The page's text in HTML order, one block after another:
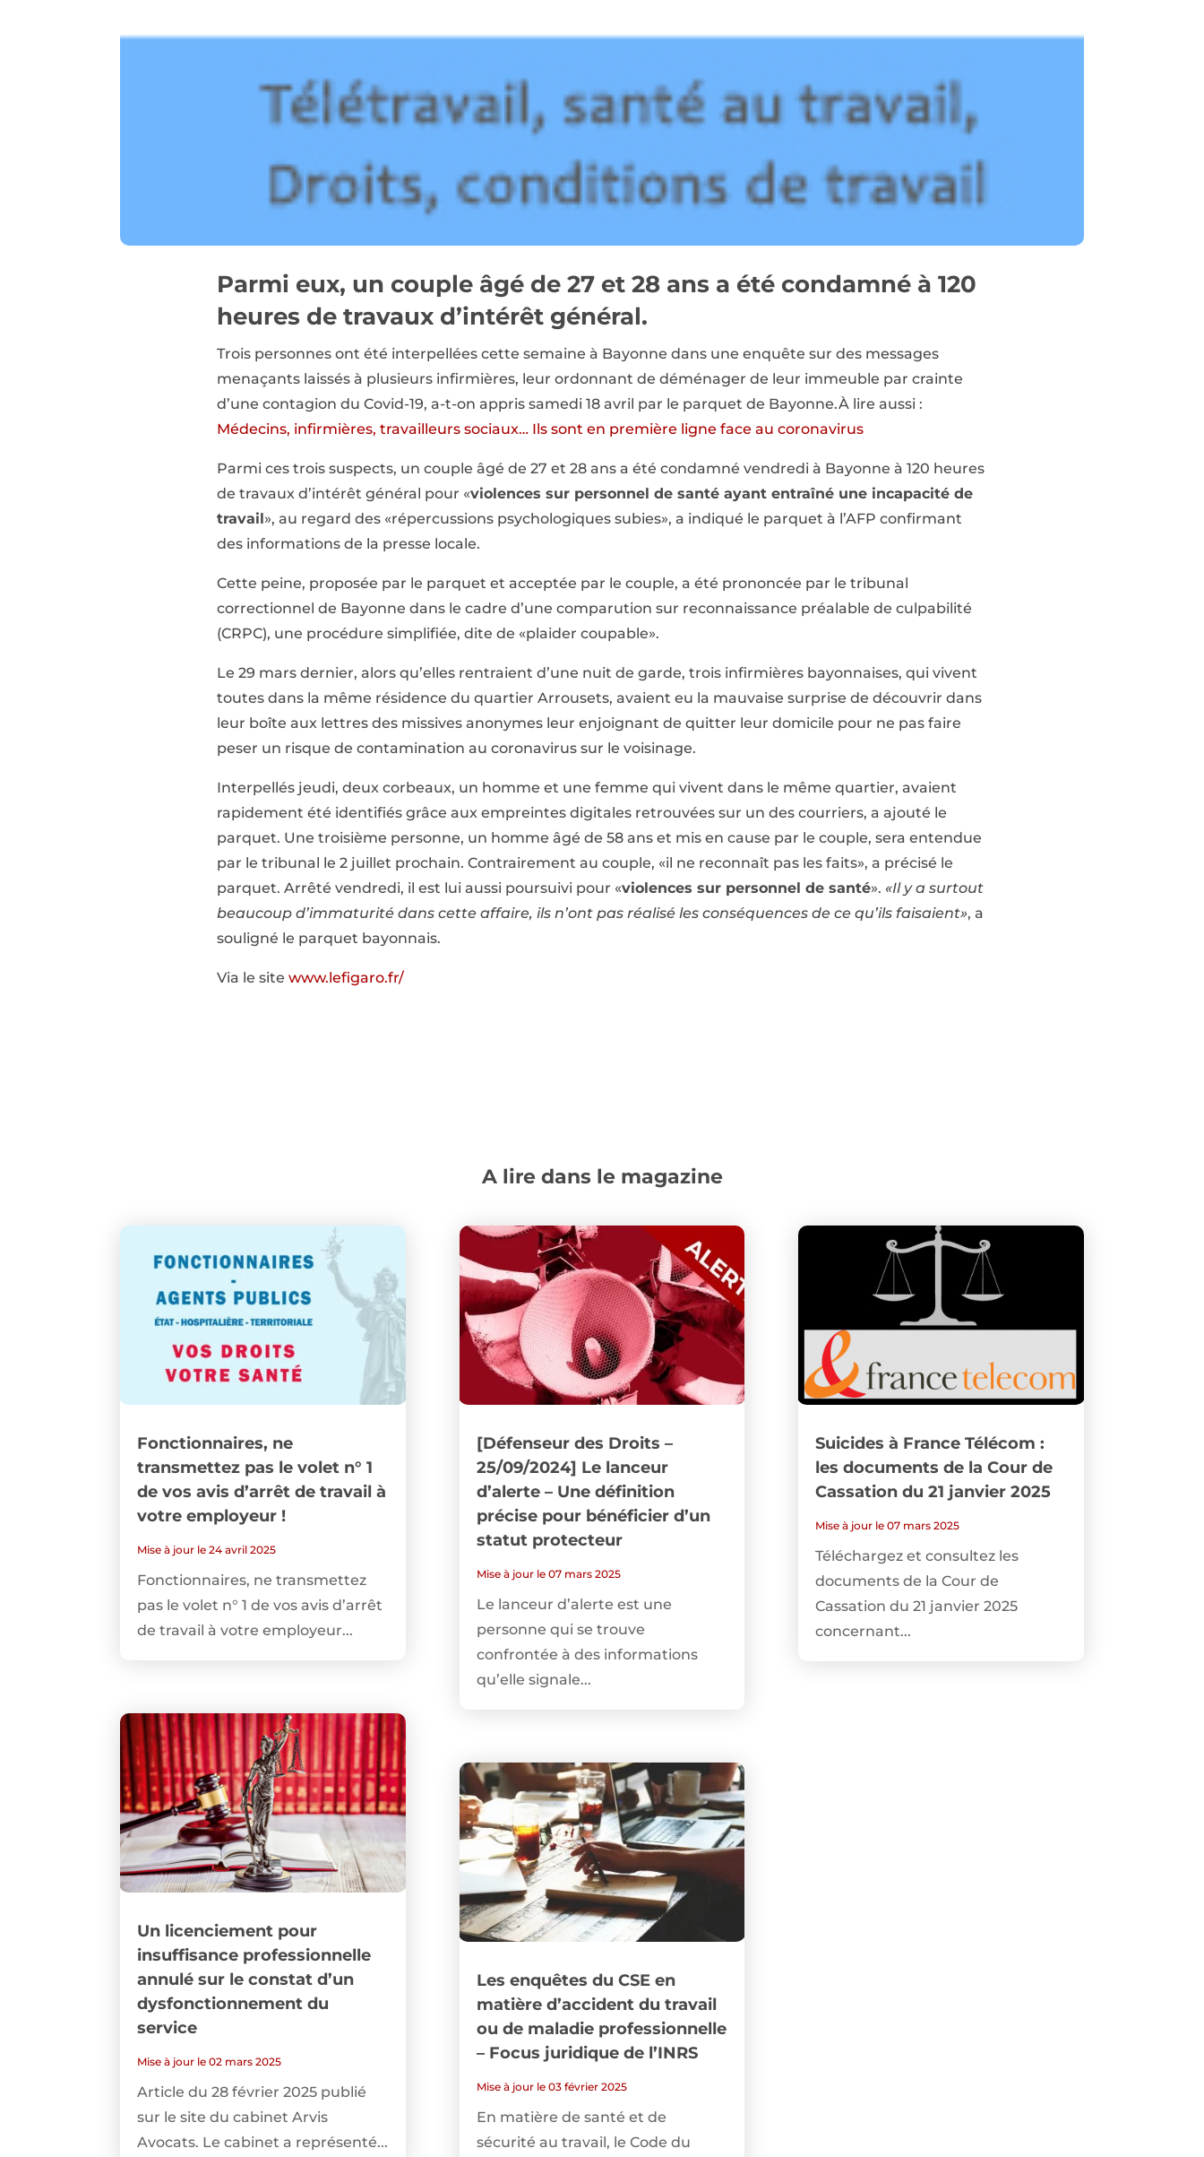
Parmi eux, un couple âgé de 27 et 28 ans a été condamné à 120
heures de travaux d’intérêt général.
Trois personnes ont été interpellées cette semaine à Bayonne dans une enquête sur des messages
menaçants laissés à plusieurs infirmières, leur ordonnant de déménager de leur immeuble par crainte
d’une contagion du Covid-19, a-t-on appris samedi 18 avril par le parquet de Bayonne.À lire aussi :
Médecins, infirmières, travailleurs sociaux… Ils sont en première ligne face au coronavirus
Parmi ces trois suspects, un couple âgé de 27 et 28 ans a été condamné vendredi à Bayonne à 120 heures
de travaux d’intérêt général pour «violences sur personnel de santé ayant entraîné une incapacité de
travail», au regard des «répercussions psychologiques subies», a indiqué le parquet à l’AFP confirmant
des informations de la presse locale.
Cette peine, proposée par le parquet et acceptée par le couple, a été prononcée par le tribunal
correctionnel de Bayonne dans le cadre d’une comparution sur reconnaissance préalable de culpabilité
(CRPC), une procédure simplifiée, dite de «plaider coupable».
Le 29 mars dernier, alors qu’elles rentraient d’une nuit de garde, trois infirmières bayonnaises, qui vivent
toutes dans la même résidence du quartier Arrousets, avaient eu la mauvaise surprise de découvrir dans
leur boîte aux lettres des missives anonymes leur enjoignant de quitter leur domicile pour ne pas faire
peser un risque de contamination au coronavirus sur le voisinage.
Interpellés jeudi, deux corbeaux, un homme et une femme qui vivent dans le même quartier, avaient
rapidement été identifiés grâce aux empreintes digitales retrouvées sur un des courriers, a ajouté le
parquet. Une troisième personne, un homme âgé de 58 ans et mis en cause par le couple, sera entendue
par le tribunal le 2 juillet prochain. Contrairement au couple, «il ne reconnaît pas les faits», a précisé le
parquet. Arrêté vendredi, il est lui aussi poursuivi pour «violences sur personnel de santé». «Il y a surtout
beaucoup d’immaturité dans cette affaire, ils n’ont pas réalisé les conséquences de ce qu’ils faisaient», a
souligné le parquet bayonnais.
Via le site www.lefigaro.fr/
A lire dans le magazine
Fonctionnaires, ne
transmettez pas le volet n° 1
de vos avis d’arrêt de travail à
votre employeur !
Mise à jour le 24 avril 2025
Fonctionnaires, ne transmettez
pas le volet n° 1 de vos avis d’arrêt
de travail à votre employeur...
Un licenciement pour
insuffisance professionnelle
annulé sur le constat d’un
dysfonctionnement du
service
Mise à jour le 02 mars 2025
Article du 28 février 2025 publié
sur le site du cabinet Arvis
Avocats. Le cabinet a représenté...
[Défenseur des Droits –
25/09/2024] Le lanceur
d’alerte – Une définition
précise pour bénéficier d’un
statut protecteur
Mise à jour le 07 mars 2025
Le lanceur d’alerte est une
personne qui se trouve
confrontée à des informations
qu’elle signale...
Les enquêtes du CSE en
matière d’accident du travail
ou de maladie professionnelle
– Focus juridique de l’INRS
Mise à jour le 03 février 2025
En matière de santé et de
sécurité au travail, le Code du
Suicides à France Télécom :
les documents de la Cour de
Cassation du 21 janvier 2025
Mise à jour le 07 mars 2025
Téléchargez et consultez les
documents de la Cour de
Cassation du 21 janvier 2025
concernant...